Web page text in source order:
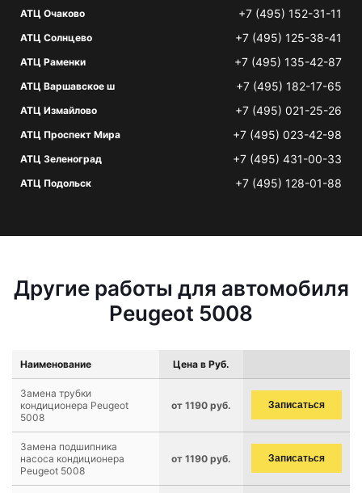
АТЦ Очаково +7 (495) 152-31-11
АТЦ Солнцево +7 (495) 125-38-41
АТЦ Раменки +7 (495) 135-42-87
АТЦ Варшавское ш +7 (495) 182-17-65
АТЦ Измайлово +7 (495) 021-25-26
АТЦ Проспект Мира +7 (495) 023-42-98
АТЦ Зеленоград +7 (495) 431-00-33
АТЦ Подольск +7 (495) 128-01-88
Другие работы для автомобиля
Peugeot 5008
Наименование Цена в Руб.
Замена трубки
кондиционера Peugeot
5008
от 1190 руб. Записаться
Замена подшипника
насоса кондиционера
Peugeot 5008
от 1190 руб. Записаться